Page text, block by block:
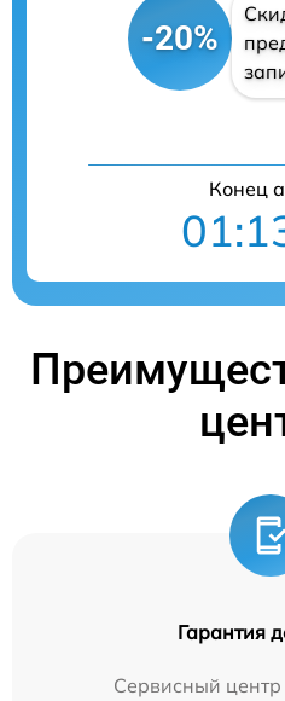
-20%
Конец
Гарантия
Сервисный центр